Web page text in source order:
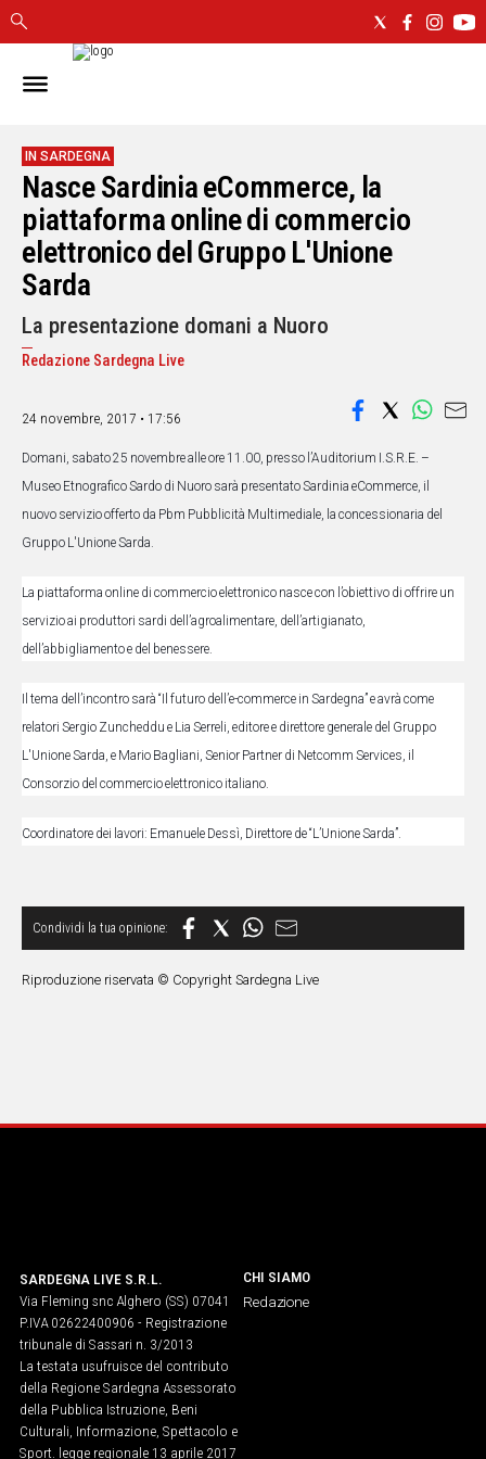
IN
CAGLIARI
SASSARI
NUORO
ORISTANO
SULCIS
GALLURA
OGLIASTRA
MEDIO
CAMPIDANO
ALTRE
NOTIZIE
POLITICA
IN
ITALIA
MONDO
SPORT
EVENTI
VIDEO
AL CANALE
WHATSAPP
IN SARDEGNA
Nasce Sardinia eCommerce, la
piattaforma online di commercio
elettronico del Gruppo L'Unione
Sarda
La presentazione domani a Nuoro
Redazione Sardegna Live
24 novembre, 2017 • 17:56
Domani, sabato 25 novembre alle ore 11.00, presso l’Auditorium I.S.R.E. –
Museo Etnografico Sardo di Nuoro sarà presentato Sardinia eCommerce, il
nuovo servizio offerto da Pbm Pubblicità Multimediale, la concessionaria del
Gruppo L'Unione Sarda.
La piattaforma online di commercio elettronico nasce con l’obiettivo di offrire un
servizio ai produttori sardi dell’agroalimentare, dell’artigianato,
dell’abbigliamento e del benessere.
Il tema dell’incontro sarà “Il futuro dell’e-commerce in Sardegna” e avrà come
relatori Sergio Zuncheddu e Lia Serreli, editore e direttore generale del Gruppo
L'Unione Sarda, e Mario Bagliani, Senior Partner di Netcomm Services, il
Consorzio del commercio elettronico italiano.
Coordinatore dei lavori: Emanuele Dessì, Direttore de “L’Unione Sarda”.
Riproduzione riservata © Copyright Sardegna Live
SARDEGNA LIVE S.R.L.
Via Fleming snc Alghero (SS) 07041
P.IVA 02622400906 - Registrazione
tribunale di Sassari n. 3/2013
La testata usufruisce del contributo
della Regione Sardegna Assessorato
della Pubblica Istruzione, Beni
Culturali, Informazione, Spettacolo e
Sport. legge regionale 13 aprile 2017
CHI SIAMO
Redazione